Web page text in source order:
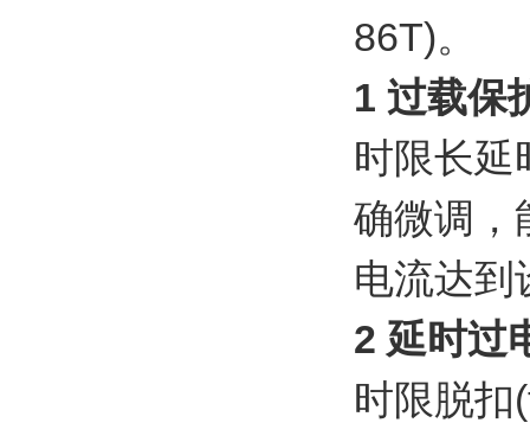
86T)。
1 过载保
时限长延
确微调，
电流达到
2 延时过
时限脱扣